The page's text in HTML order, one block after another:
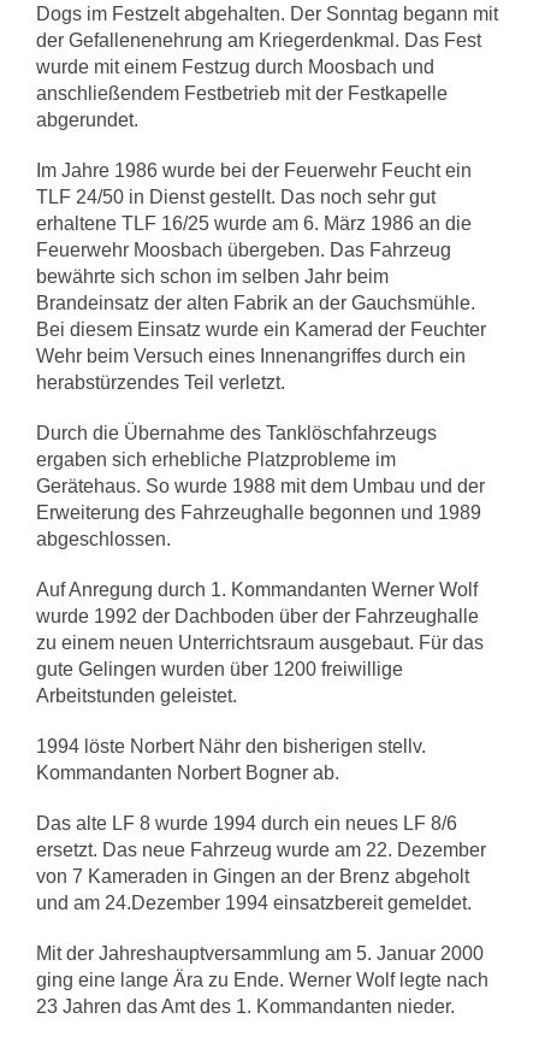
Dogs im Festzelt abgehalten. Der Sonntag begann mit
der Gefallenenehrung am Kriegerdenkmal. Das Fest
wurde mit einem Festzug durch Moosbach und
anschließendem Festbetrieb mit der Festkapelle
abgerundet.
Im Jahre 1986 wurde bei der Feuerwehr Feucht ein
TLF 24/50 in Dienst gestellt. Das noch sehr gut
erhaltene TLF 16/25 wurde am 6. März 1986 an die
Feuerwehr Moosbach übergeben. Das Fahrzeug
bewährte sich schon im selben Jahr beim
Brandeinsatz der alten Fabrik an der Gauchsmühle.
Bei diesem Einsatz wurde ein Kamerad der Feuchter
Wehr beim Versuch eines Innenangriffes durch ein
herabstürzendes Teil verletzt.
Durch die Übernahme des Tanklöschfahrzeugs
ergaben sich erhebliche Platzprobleme im
Gerätehaus. So wurde 1988 mit dem Umbau und der
Erweiterung des Fahrzeughalle begonnen und 1989
abgeschlossen.
Auf Anregung durch 1. Kommandanten Werner Wolf
wurde 1992 der Dachboden über der Fahrzeughalle
zu einem neuen Unterrichtsraum ausgebaut. Für das
gute Gelingen wurden über 1200 freiwillige
Arbeitstunden geleistet.
1994 löste Norbert Nähr den bisherigen stellv.
Kommandanten Norbert Bogner ab.
Das alte LF 8 wurde 1994 durch ein neues LF 8/6
ersetzt. Das neue Fahrzeug wurde am 22. Dezember
von 7 Kameraden in Gingen an der Brenz abgeholt
und am 24.Dezember 1994 einsatzbereit gemeldet.
Mit der Jahreshauptversammlung am 5. Januar 2000
ging eine lange Ära zu Ende. Werner Wolf legte nach
23 Jahren das Amt des 1. Kommandanten nieder.